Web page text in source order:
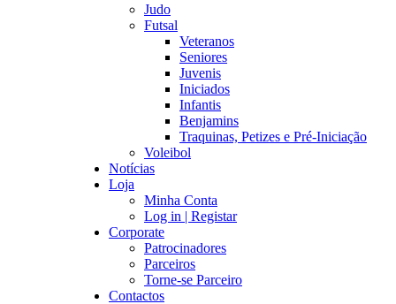
Judo
Futsal
Veteranos
Seniores
Juvenis
Iniciados
Infantis
Benjamins
Traquinas, Petizes e Pré-Iniciação
Voleibol
Notícias
Loja
Minha Conta
Log in | Registar
Corporate
Patrocinadores
Parceiros
Torne-se Parceiro
Contactos